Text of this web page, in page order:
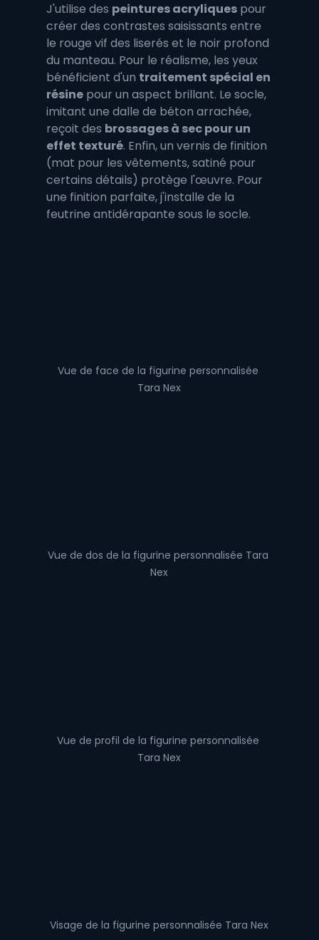
J'utilise des peintures acryliques pour
créer des contrastes saisissants entre
le rouge vif des liserés et le noir profond
du manteau. Pour le réalisme, les yeux
bénéficient d'un traitement spécial en
résine pour un aspect brillant. Le socle,
imitant une dalle de béton arrachée,
reçoit des brossages à sec pour un
effet texturé. Enfin, un vernis de finition
(mat pour les vêtements, satiné pour
certains détails) protège l'œuvre. Pour
une finition parfaite, j'installe de la
feutrine antidérapante sous le socle.
Vue de face de la figurine personnalisée
Tara Nex
Vue de dos de la figurine personnalisée Tara
Nex
Vue de profil de la figurine personnalisée
Tara Nex
Visage de la figurine personnalisée Tara Nex